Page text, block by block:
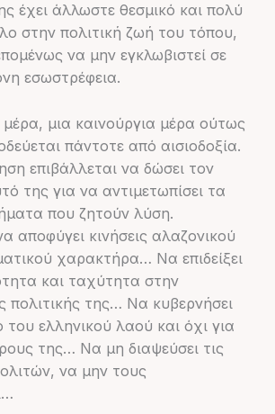
έχει άλλωστε θεσμικό και πολύ
στην πολιτική ζωή του τόπου,
να μην εγκλωβιστεί σε
εσωστρέφεια.
μια καινούργια μέρα ούτως
πάντοτε από αισιοδοξία.
επιβάλλεται να δώσει τον
της για να αντιμετωπίσει τα
που ζητούν λύση.
αποφύγει κινήσεις αλαζονικού
χαρακτήρα… Να επιδείξει
και ταχύτητα στην
της… Να κυβερνήσει
του ελληνικού λαού και όχι για
της… Να μη διαψεύσει τις
να μην τους